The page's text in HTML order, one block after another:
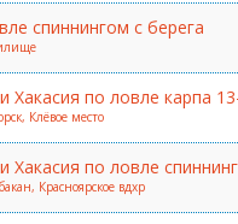
спиннингом с берега
Хакасия по ловле карпа
Клёвое место
Хакасия по ловле
Красноярское вдхр